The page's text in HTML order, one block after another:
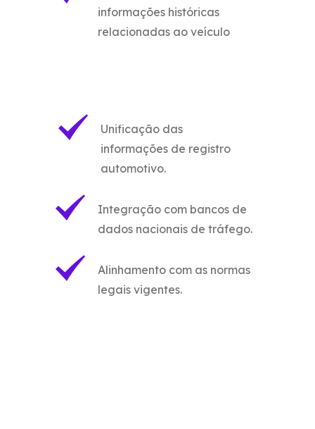
informações históricas
relacionadas ao veículo
Unificação das
informações de registro
automotivo.
Integração com bancos de
dados nacionais de tráfego.
Alinhamento com as normas
legais vigentes.